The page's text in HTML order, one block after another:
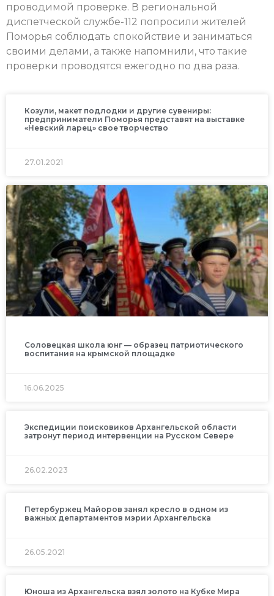
проводимой проверке. В региональной
диспетческой службе-112 попросили жителей
Поморья соблюдать спокойствие и заниматься
своими делами, а также напомнили, что такие
проверки проводятся ежегодно по два раза.
Козули, макет подлодки и другие сувениры:
предприниматели Поморья представят на выставке
«Невский ларец» свое творчество
27.01.2021
Соловецкая школа юнг — образец патриотического
воспитания на крымской площадке
16.06.2025
Экспедиции поисковиков Архангельской области
затронут период интервенции на Русском Севере
26.02.2023
Петербуржец Майоров занял кресло в одном из
важных департаментов мэрии Архангельска
26.05.2021
Юноша из Архангельска взял золото на Кубке Мира